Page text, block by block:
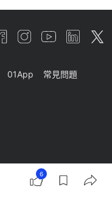
6
01App 常見問題